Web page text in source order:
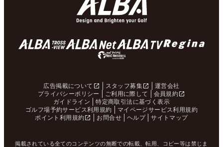
広告掲載について スタッフ募集
運営会社
プライバシーポリシー
ご利用に際して
会員規約
ガイドライン
特定商取引法に基づく表示
ゴルフ場予約サービス利用規約
マイページサービス利用規約
ポイント利用規約
お問合せ ヘルプ サイトマップ
掲載されている全てのコンテンツの無断での転載、転用、コピー等は禁じま